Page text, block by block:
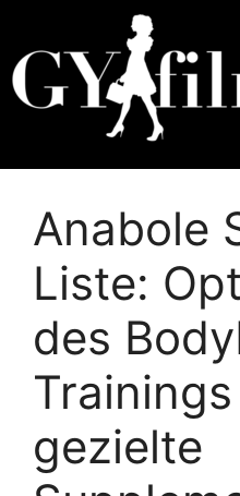
Anabole
Liste:
des
gezielte